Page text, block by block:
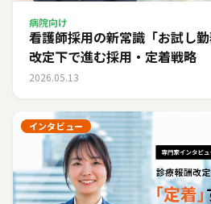
病院向け
看護師採用の新常識「お試し
改定下で進む採用・定着戦略
2026.05.13
インタビュー